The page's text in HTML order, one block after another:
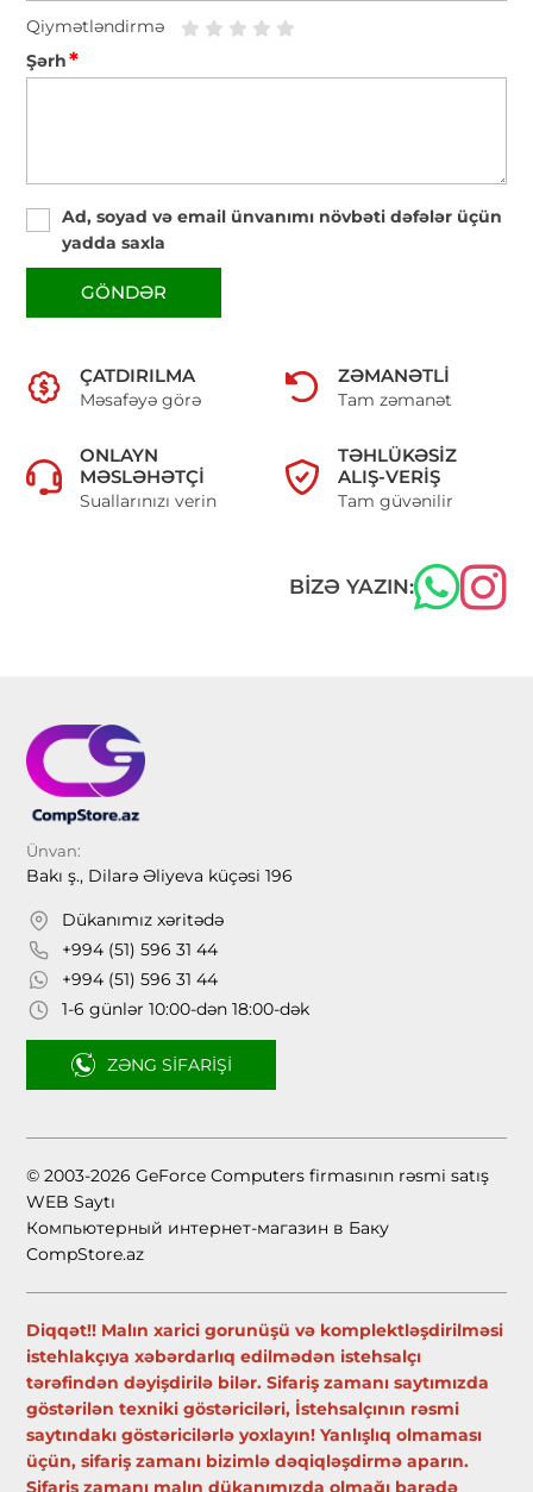
Qiymətləndirmə
Şərh*
Ad, soyad və email ünvanımı növbəti dəfələr üçün
yadda saxla
GÖNDƏR
ÇATDIRILMA
Məsafəyə görə
ZƏMANƏTLI
Tam zəmanət
ONLAYN
MƏSLƏHƏTÇI
Suallarınızı verin
TƏHLÜKƏSIZ
ALIŞ-VERIŞ
Tam güvənilir
BIZƏ YAZIN:
Ünvan:
Bakı ş., Dilarə Əliyeva küçəsi 196
Dükanımız xəritədə
+994 (51) 596 31 44
+994 (51) 596 31 44
1-6 günlər 10:00-dən 18:00-dək
ZƏNG SIFARIŞI
© 2003-2026 GeForce Computers firmasının rəsmi satış
WEB Saytı
Компьютерный интернет-магазин в Баку
CompStore.az
Diqqət!! Malın xarici gorunüşü və komplektləşdirilməsi
istehlakçıya xəbərdarlıq edilmədən istehsalçı
tərəfindən dəyişdirilə bilər. Sifariş zamanı saytımızda
göstərilən texniki göstəriciləri, İstehsalçının rəsmi
saytındakı göstəricilərlə yoxlayın! Yanlışlıq olmaması
üçün, sifariş zamanı bizimlə dəqiqləşdirmə aparın.
Sifariş zamanı malın dükanımızda olmağı barədə